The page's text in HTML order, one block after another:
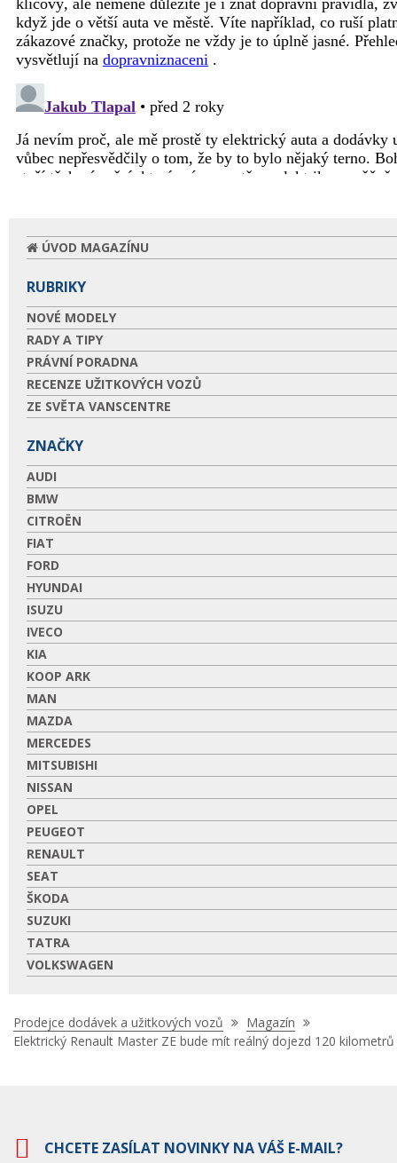
ÚVOD MAGAZÍNU
RUBRIKY
NOVÉ MODELY
RADY A TIPY
PRÁVNÍ PORADNA
RECENZE UŽITKOVÝCH VOZŮ
ZE SVĚTA VANSCENTRE
ZNAČKY
AUDI
BMW
CITROËN
FIAT
FORD
HYUNDAI
ISUZU
IVECO
KIA
KOOP ARK
MAN
MAZDA
MERCEDES
MITSUBISHI
NISSAN
OPEL
PEUGEOT
RENAULT
SEAT
ŠKODA
SUZUKI
TATRA
VOLKSWAGEN
Nacházíte
se
Prodejce dodávek a užitkových vozů
Magazín
Elektrický Renault Master ZE bude mít reálný dojezd 120 kilometrů
CHCETE ZASÍLAT NOVINKY NA VÁŠ E-MAIL?